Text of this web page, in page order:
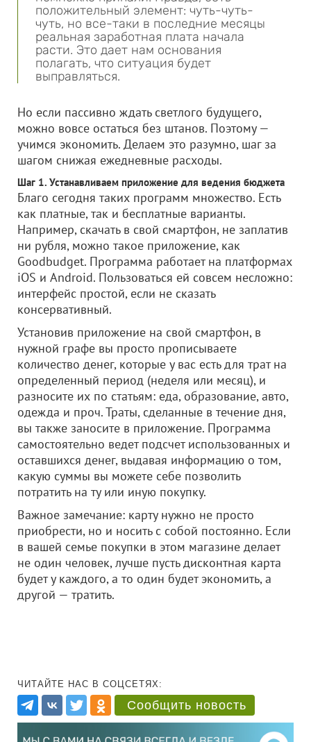
положительный элемент: чуть-чуть-
чуть, но все-таки в последние месяцы
реальная заработная плата начала
расти. Это дает нам основания
полагать, что ситуация будет
выправляться.
Но если пассивно ждать светлого будущего,
можно вовсе остаться без штанов. Поэтому —
учимся экономить. Делаем это разумно, шаг за
шагом снижая ежедневные расходы.
Шаг 1. Устанавливаем приложение для ведения бюджета
Благо сегодня таких программ множество. Есть
как платные, так и бесплатные варианты.
Например, скачать в свой смартфон, не заплатив
ни рубля, можно такое приложение, как
Goodbudget. Программа работает на платформах
iOS и Android. Пользоваться ей совсем несложно:
интерфейс простой, если не сказать
консервативный.
Установив приложение на свой смартфон, в
нужной графе вы просто прописываете
количество денег, которые у вас есть для трат на
определенный период (неделя или месяц), и
разносите их по статьям: еда, образование, авто,
одежда и проч. Траты, сделанные в течение дня,
вы также заносите в приложение. Программа
самостоятельно ведет подсчет использованных и
оставшихся денег, выдавая информацию о том,
какую суммы вы можете себе позволить
потратить на ту или иную покупку.
Важное замечание: карту нужно не просто
приобрести, но и носить с собой постоянно. Если
в вашей семье покупки в этом магазине делает
не один человек, лучше пусть дисконтная карта
будет у каждого, а то один будет экономить, а
другой — тратить.
ЧИТАЙТЕ НАС В СОЦСЕТЯХ:
Сообщить новость